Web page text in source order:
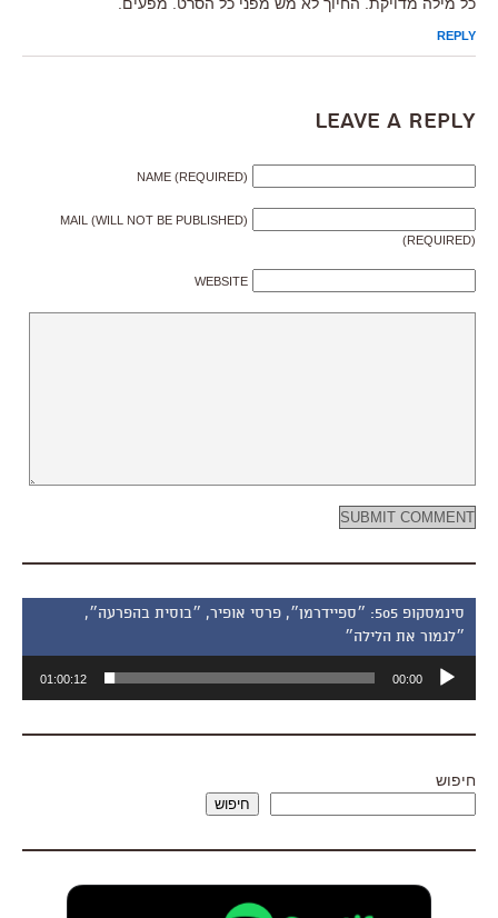
REPLY
Leave a Reply
NAME (REQUIRED)
MAIL (WILL NOT BE PUBLISHED)
(REQUIRED)
WEBSITE
סינמסקופ 505: ״ספיידרמן״, פרסי אופיר, ״בוסית בהפרעה״,
״לגמור את הלילה״
אודיו
00:00
01:00:12
חיפוש
חיפוש